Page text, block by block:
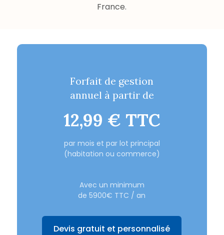
France.
Forfait de gestion
annuel à partir de
12,99 € TTC
par mois et par lot principal
(habitation ou commerce)
Avec un minimum
de 5900€ TTC / an
Devis gratuit et personnalisé